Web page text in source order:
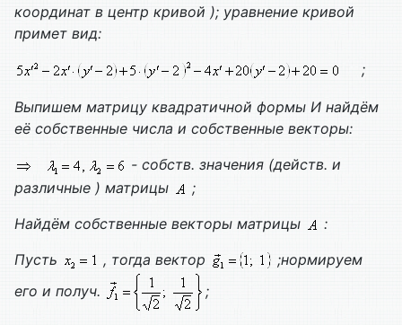
координат в центр кривой ); уравнение кривой
примет вид:
;
Выпишем матрицу квадратичной формы И найдём
её собственные числа и собственные векторы:
- собств. значения (действ. и
различные ) матрицы
;
Найдём собственные векторы матрицы
:
Пусть
, тогда вектор
;нормируем
его и получ.
;